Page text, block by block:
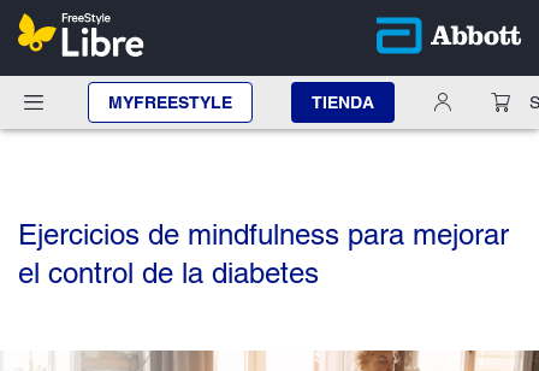
MYFREESTYLE TIENDA
Ejercicios de mindfulness para mejorar
el control de la diabetes